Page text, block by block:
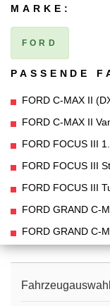
MARKE:
FORD
PASSENDE
FORD C-MAX II
FORD C-MAX II
FORD FOCUS III
FORD FOCUS III
FORD FOCUS III
FORD GRAND C-
FORD GRAND C-